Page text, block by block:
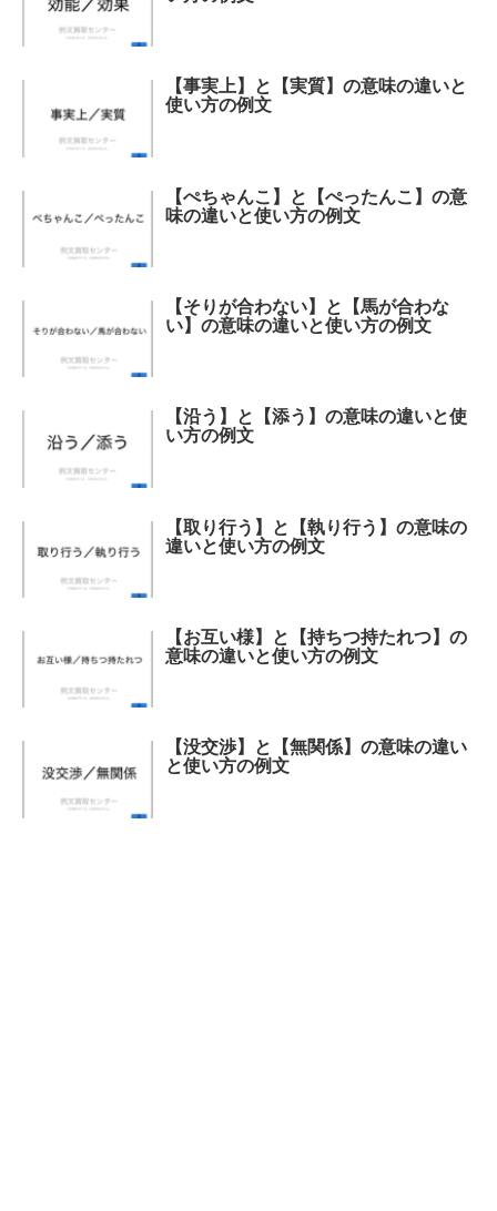
【事実上】と【実質】の意味の違いと
使い方の例文
【ぺちゃんこ】と【ぺったんこ】の意
味の違いと使い方の例文
【そりが合わない】と【馬が合わな
い】の意味の違いと使い方の例文
【沿う】と【添う】の意味の違いと使
い方の例文
【取り行う】と【執り行う】の意味の
違いと使い方の例文
【お互い様】と【持ちつ持たれつ】の
意味の違いと使い方の例文
【没交渉】と【無関係】の意味の違い
と使い方の例文